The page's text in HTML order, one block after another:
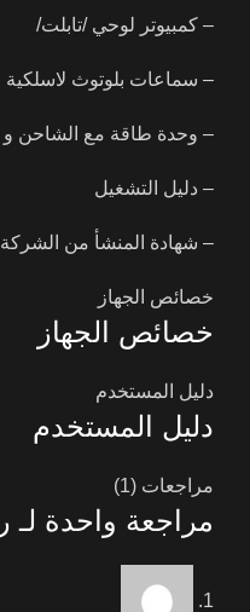
امكانياته مقارنة باجهزة
حيث تعتمد اسعار جهاز
ناحية دقة النتائج و العمق.
– كمبيوتر لوحي /تابلت/
– سماعات بلوتوث لاسلكية
– وحدة طاقة مع الشاحن و
– دليل التشغيل
– شهادة المنشأ من
خصائص الجهاز
خصائص الجهاز
دليل المستخدم
دليل المستخدم
مراجعات (1)
مراجعة واحدة لـ